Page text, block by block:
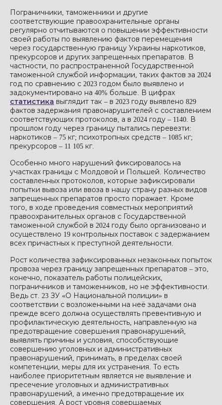
Пограничники, таможенники и другие
соответствующие правоохранительные органы
регулярно отчитываются о повышении эффективности
своей работы по выявлению фактов перемещения
через государственную границу Украины наркотиков,
прекурсоров и других запрещенных препаратов. В
частности, по распространенной Государственной
таможенной службой информации, таких фактов за 2024
год по сравнению с 2023 годом было выявлено и
задокументировано на 40% больше. В цифрах
статистика выглядит так – в 2023 году выявлено 829
фактов задержания правонарушителей с составлением
соответствующих протоколов, а в 2024 году – 1140. В
прошлом году через границу пытались перевезти:
наркотиков – 75 кг; психотропных средств – 1085 кг;
прекурсоров – 11 105 кг.
Особенно много нарушений фиксировалось на
участках границы с Молдовой и Польшей. Количество
составленных протоколов, которые зафиксировали
попытки вывоза или ввоза в нашу страну разных видов
запрещенных препаратов просто поражает. Кроме
того, в ходе проведения совместных мероприятий
правоохранительных органов с Государственной
таможенной службой в 2024 году было организовано и
осуществлено 19 контрольных поставок с задержанием
всех причастных к преступной деятельности.
Рост количества зафиксированных незаконных попыток
провоза через границу запрещенных препаратов – это,
конечно, показатель работы полицейских,
пограничников и таможенников, но не эффективности.
Ведь ст. 23 ЗУ «О Национальной полиции» в
соответствии с возложенными на неё задачами она
прежде всего должна осуществлять превентивную и
профилактическую деятельность, направленную на
предотвращение совершения правонарушений,
выявлять причины и условия, способствующие
совершению уголовных и административных
правонарушений, принимать, в пределах своей
компетенции, меры для их устранения. То есть
наиболее приоритетным является не выявление и
пресечение уголовных и административных
правонарушений, а именно предотвращение их
совершения. А рост уровня совершаемых